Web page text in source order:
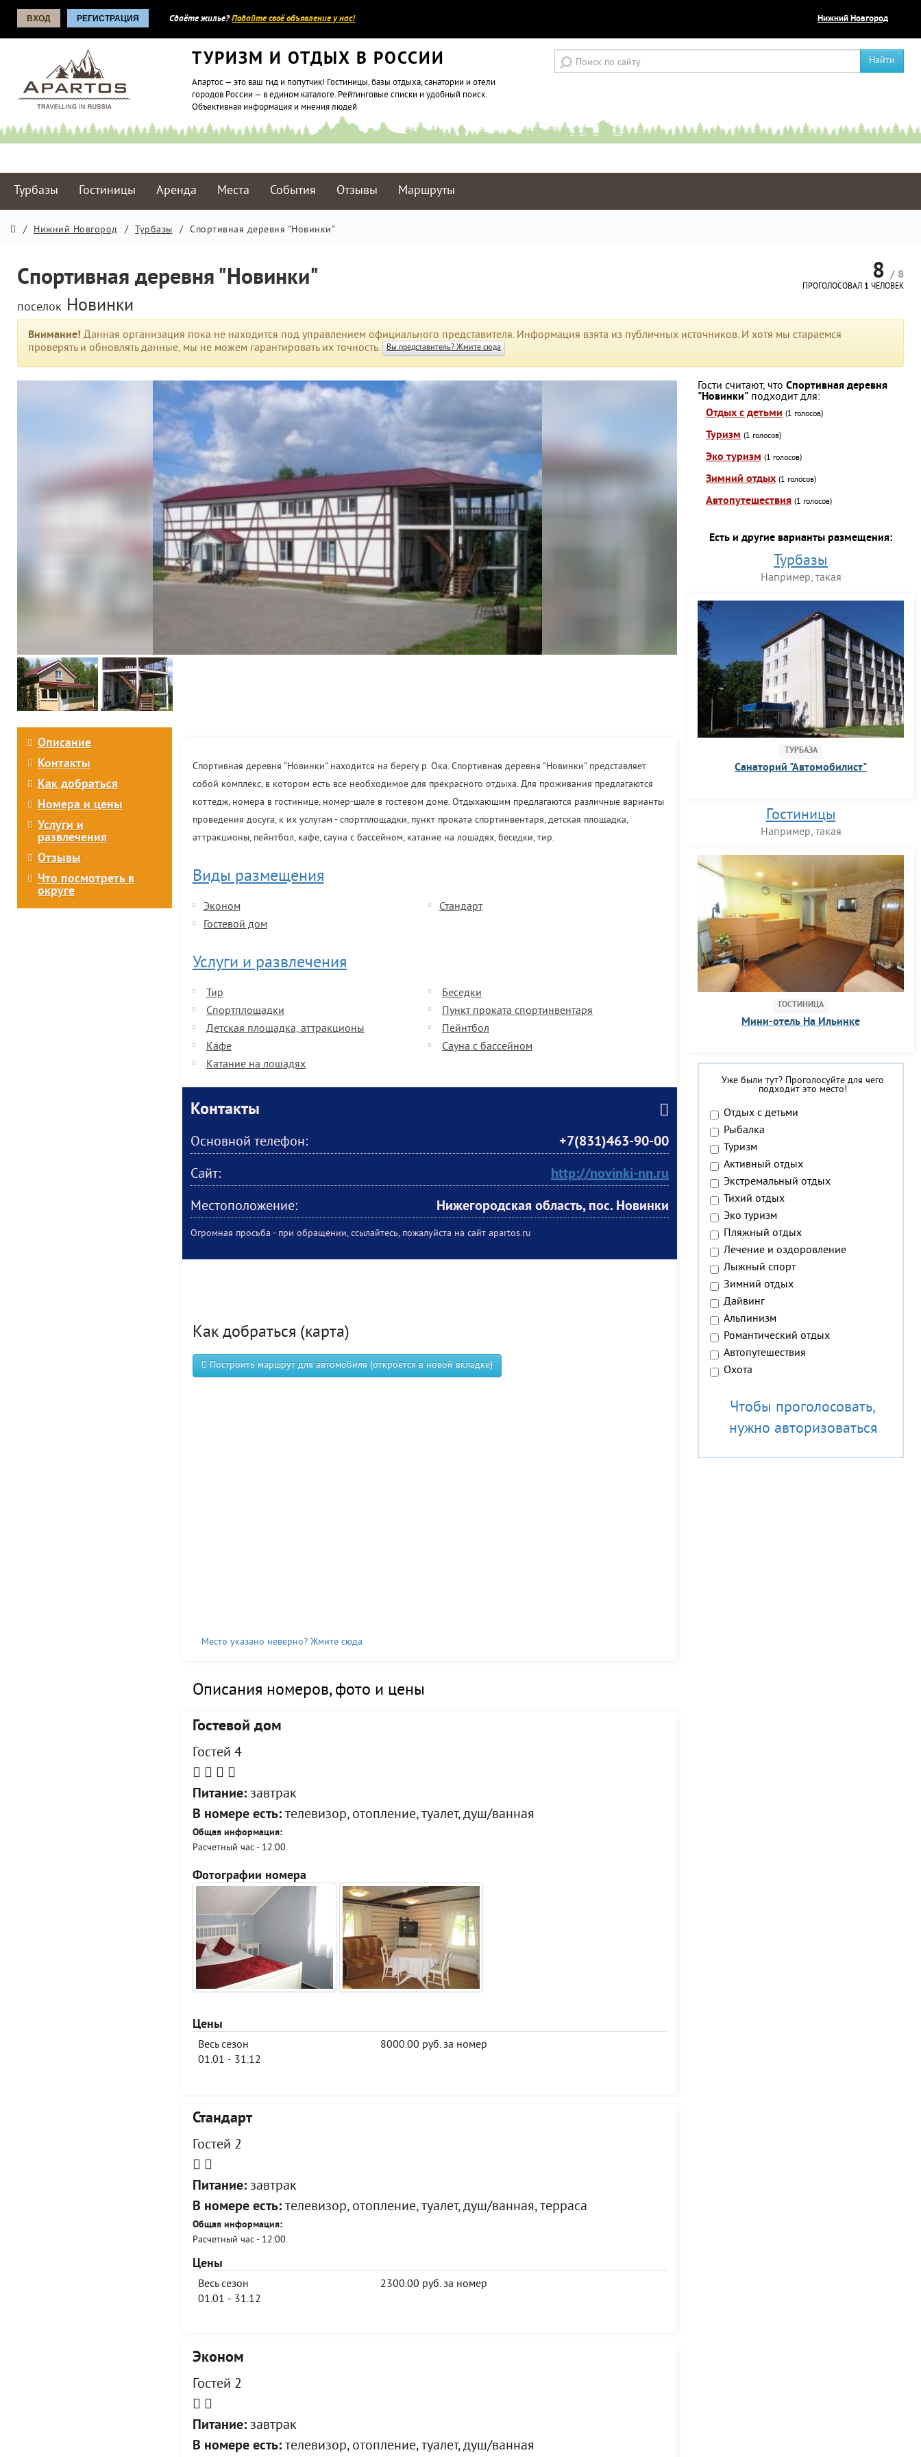
ВХОД РЕГИСТРАЦИЯ Сдаёте жилье?Подайте своё объявление у нас! Нижний Новгород
ТУРИЗМ И ОТДЫХ В РОССИИ
Апартос — это ваш гид и попутчик! Гостиницы, базы отдыха, санатории и отели
городов России — в едином каталоге. Рейтинговые списки и удобный поиск.
Объективная информация и мнения людей
Найти
Турбазы Гостиницы Аренда Места События Отзывы Маршруты
/ Нижний Новгород / Турбазы / Спортивная деревня "Новинки"
Спортивная деревня "Новинки"
поселок Новинки
8 / 8
ПРОГОЛОСОВАЛ 1 ЧЕЛОВЕК
Внимание! Данная организация пока не находится под управлением официального представителя. Информация взята из публичных источников. И хотя мы стараемся
проверять и обновлять данные, мы не можем гарантировать их точность. Вы представитель? Жмите сюда
Описание
Контакты
Как добраться
Номера и цены
Услуги и
развлечения
Отзывы
Что посмотреть в
округе
Спортивная деревня "Новинки" находится на берегу р. Ока. Спортивная деревня "Новинки" представляет
собой комплекс, в котором есть все необходимое для прекрасного отдыха. Для проживания предлагаются
коттедж, номера в гостинице, номер-шале в гостевом доме. Отдыхающим предлагаются различные варианты
проведения досуга, к их услугам - спортплощадки, пункт проката спортинвентаря, детская площадка,
аттракционы, пейнтбол, кафе, сауна с бассейном, катание на лошадях, беседки, тир.
Виды размещения
Эконом
Стандарт
Гостевой дом
Услуги и развлечения
Тир
Беседки
Спортплощадки
Пункт проката спортинвентаря
Детская площадка, аттракционы
Пейнтбол
Кафе
Сауна с бассейном
Катание на лошадях
Контакты
Основной телефон:
+7(831)463-90-00
Сайт:
http://novinki-nn.ru
Местоположение:
Нижегородская область, пос. Новинки
Огромная просьба - при обращении, ссылайтесь, пожалуйста на сайт apartos.ru
Как добраться (карта)
Построить маршрут для автомобиля (откроется в новой вкладке)
Место указано неверно? Жмите сюда
Описания номеров, фото и цены
Гостевой дом
Гостей 4
Питание:завтрак
В номере есть:телевизор, отопление, туалет, душ/ванная
Общая информация:
Расчетный час - 12:00.
Фотографии номера
Цены
Весь сезон
01.01 - 31.12
8000.00 руб. за номер
Стандарт
Гостей 2
Питание:завтрак
В номере есть:телевизор, отопление, туалет, душ/ванная, терраса
Общая информация:
Расчетный час - 12:00.
Цены
Весь сезон
01.01 - 31.12
2300.00 руб. за номер
Эконом
Гостей 2
Питание:завтрак
В номере есть:телевизор, отопление, туалет, душ/ванная
Гости считают, что Спортивная деревня
"Новинки" подходит для:
Отдых с детьми (1 голосов)
Туризм (1 голосов)
Эко туризм (1 голосов)
Зимний отдых (1 голосов)
Автопутешествия (1 голосов)
Есть и другие варианты размещения:
Турбазы
Например, такая
ТУРБАЗА
Санаторий "Автомобилист"
Гостиницы
Например, такая
ГОСТИНИЦА
Мини-отель На Ильинке
Уже были тут? Проголосуйте для чего
подходит это место!
Отдых с детьми
Рыбалка
Туризм
Активный отдых
Экстремальный отдых
Тихий отдых
Эко туризм
Пляжный отдых
Лечение и оздоровление
Лыжный спорт
Зимний отдых
Дайвинг
Альпинизм
Романтический отдых
Автопутешествия
Охота
Чтобы проголосовать,
нужно авторизоваться